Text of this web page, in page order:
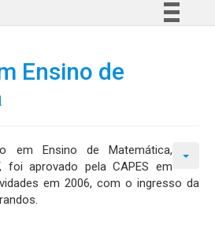
Comunica BR
Canais
Ensino de
em Ensino de Matemática,
foi aprovado pela CAPES em
em 2006, com o ingresso da